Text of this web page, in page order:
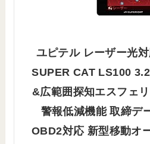
ユピテル レーザー光
SUPER CAT LS100
&広範囲探知エスフェ
警報低減機能 取締デ
OBD2対応 新型移動オ